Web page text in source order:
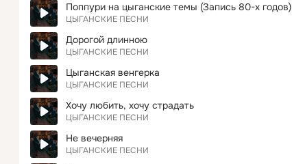
Поппури на цыганские темы (Запись 80-х годов)
ЦЫГАНСКИЕ ПЕСНИ
Дорогой длинною
ЦЫГАНСКИЕ ПЕСНИ
Цыганская венгерка
ЦЫГАНСКИЕ ПЕСНИ
Хочу любить, хочу страдать
ЦЫГАНСКИЕ ПЕСНИ
Не вечерняя
ЦЫГАНСКИЕ ПЕСНИ